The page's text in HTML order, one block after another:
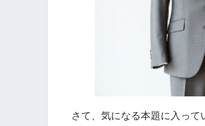
さて、気になる本題に入っ